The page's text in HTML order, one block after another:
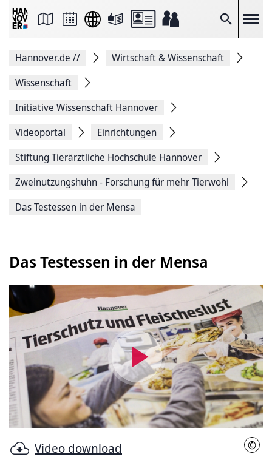
Suche
Seite
Facebook
teilen
Seitenlink
Seite
Hannover.de //
Wirtschaft & Wissenschaft
Wissenschaft
Initiative Wissenschaft Hannover
Videoportal
Einrichtungen
Stiftung ­Tierärztliche ­Hochschule ­Hannover
Zweinutzungshuhn - Forschung für mehr Tierwohl
Das Testessen in der Mensa
Das Testessen in der Mensa
Video
abspielen
©
Video download